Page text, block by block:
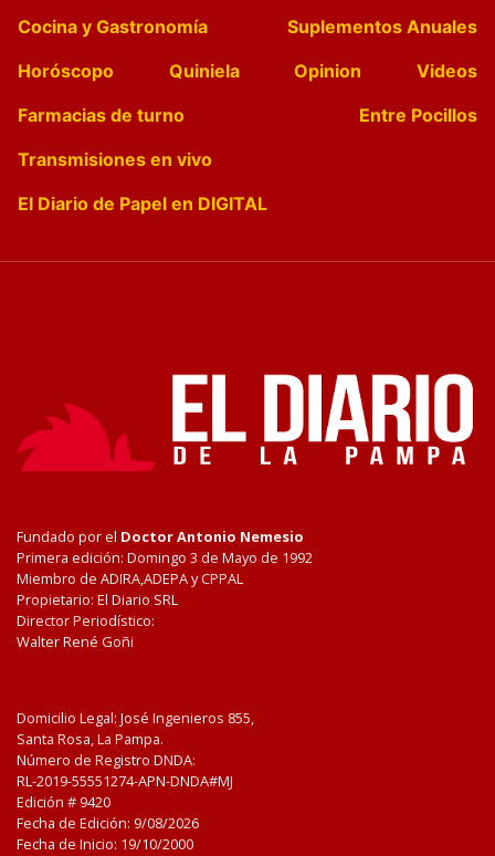
Cocina y Gastronomía
Suplementos Anuales
Horóscopo
Quiniela Opinion
Videos
Farmacias de turno
Entre Pocillos
Transmisiones en vivo
El Diario de Papel en DIGITAL
Fundado por el Doctor Antonio Nemesio
Primera edición: Domingo 3 de Mayo de 1992
Miembro de ADIRA,ADEPA y CPPAL
Propietario: El Diario SRL
Director Periodístico:
Walter René Goñi
Domicilio Legal: José Ingenieros 855,
Santa Rosa, La Pampa.
Número de Registro DNDA:
RL-2019-55551274-APN-DNDA#MJ
Edición # 9420
Fecha de Edición: 9/08/2026
Fecha de Inicio: 19/10/2000